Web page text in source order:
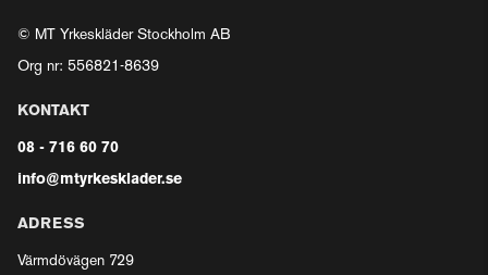
© MT Yrkeskläder Stockholm AB
Org nr: 556821-8639
KONTAKT
08 - 716 60 70
info@mtyrkesklader.se
ADRESS
Värmdövägen 729